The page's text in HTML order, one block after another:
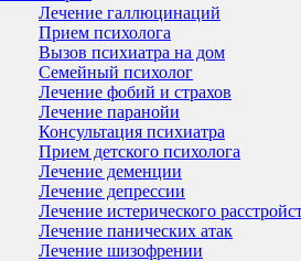
Лечение галлюцинаций
Прием психолога
Вызов психиатра на дом
Семейный психолог
Лечение фобий и страхов
Лечение паранойи
Консультация психиатра
Прием детского психолога
Лечение деменции
Лечение депрессии
Лечение истерического
Лечение панических атак
Лечение шизофрении